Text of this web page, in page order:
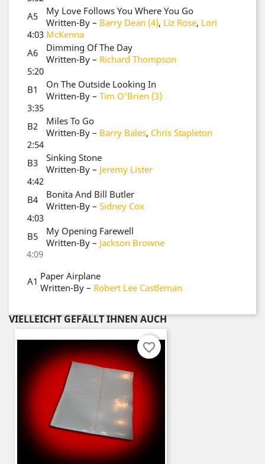
A5
My Love Follows You Where You Go
Written-By – Barry Dean (4), Liz Rose, Lori
McKenna
4:03
A6
Dimming Of The Day
Written-By – Richard Thompson
5:20
B1
On The Outside Looking In
Written-By – Tim O'Brien (3)
3:35
B2
Miles To Go
Written-By – Barry Bales, Chris Stapleton
2:54
B3
Sinking Stone
Written-By – Jeremy Lister
4:42
B4
Bonita And Bill Butler
Written-By – Sidney Cox
4:03
B5
My Opening Farewell
Written-By – Jackson Browne
4:09
A1 Paper Airplane
Written-By – Robert Lee Castleman
VIELLEICHT GEFÄLLT IHNEN AUCH
favorite_border